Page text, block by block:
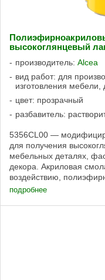
высокоглянцевый
производитель: Alcea
вид работ: для
изготовления
цвет: прозрачный
разбавитель:
5356CL00 —
для получения
мебельных деталях,
декора. Акриловая
воздействию,
подробнее